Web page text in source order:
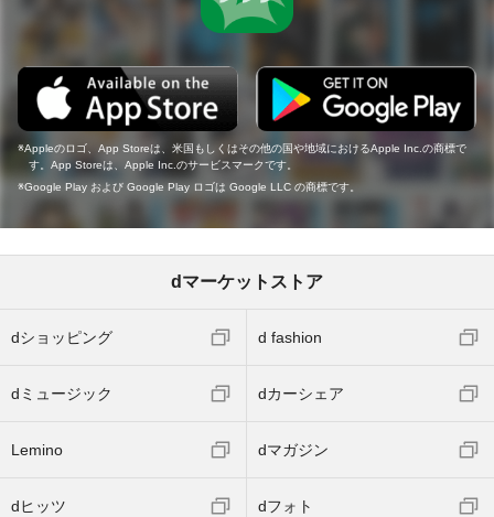
Appleのロゴ、App Storeは、米国もしくはその他の国や地域におけるApple Inc.の商標で
す。App Storeは、Apple Inc.のサービスマークです。
Google Play および Google Play ロゴは Google LLC の商標です。
dマーケットストア
dショッピング d fashion
dミュージック dカーシェア
Lemino dマガジン
dヒッツ dフォト